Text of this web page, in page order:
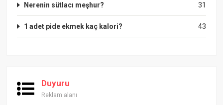
31
Nerenin sütlacı meşhur?
43
1 adet pide ekmek kaç kalori?
Duyuru
Reklam alanı